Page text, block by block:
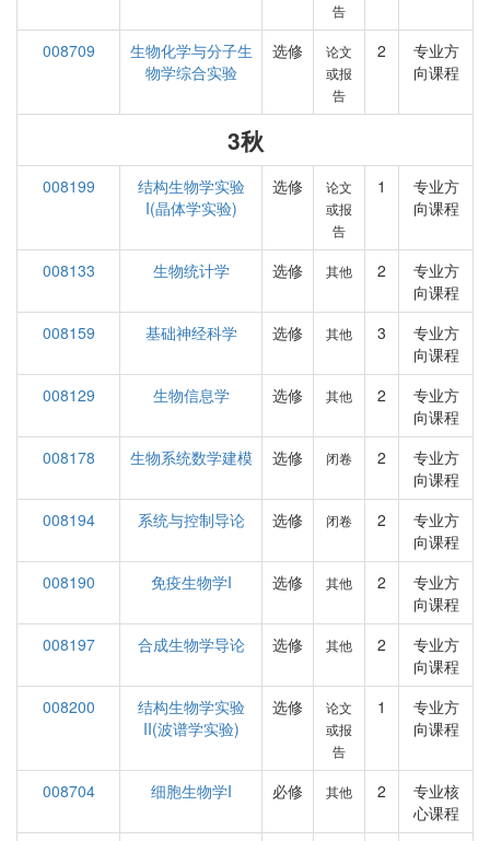
告
008709
生物化学与分子生
物学综合实验
选修
论文
或报
告
2
专业方
向课程
3秋
008199
结构生物学实验
I(晶体学实验)
选修
论文
或报
告
1
专业方
向课程
008133 生物统计学 选修 其他 2
专业方
向课程
008159
基础神经科学 选修 其他 3
专业方
向课程
008129
生物信息学 选修 其他 2
专业方
向课程
008178
生物系统数学建模 选修 闭卷 2
专业方
向课程
008194
系统与控制导论 选修 闭卷 2
专业方
向课程
008190
免疫生物学I 选修 其他 2
专业方
向课程
008197
合成生物学导论 选修 其他 2
专业方
向课程
008200
结构生物学实验
II(波谱学实验)
选修
论文
或报
告
1
专业方
向课程
008704 细胞生物学I 必修 其他 2
专业核
心课程